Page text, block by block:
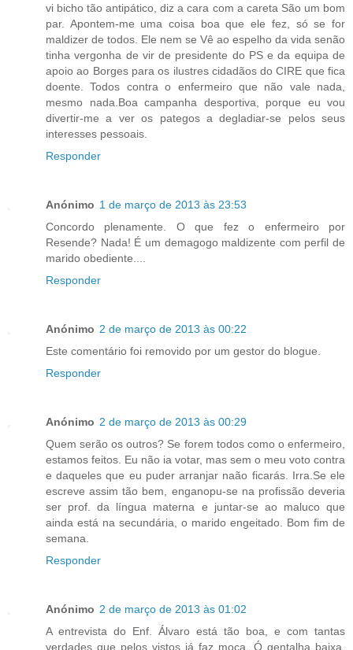
vi bicho tão antipático, diz a cara com a careta São um bom
par. Apontem-me uma coisa boa que ele fez, só se for
maldizer de todos. Ele nem se Vê ao espelho da vida senão
tinha vergonha de vir de presidente do PS e da equipa de
apoio ao Borges para os ilustres cidadãos do CIRE que fica
doente. Todos contra o enfermeiro que não vale nada,
mesmo nada.Boa campanha desportiva, porque eu vou
divertir-me a ver os pategos a degladiar-se pelos seus
interesses pessoais.
Responder
Anónimo 1 de março de 2013 às 23:53
Concordo plenamente. O que fez o enfermeiro por
Resende? Nada! É um demagogo maldizente com perfil de
marido obediente....
Responder
Anónimo 2 de março de 2013 às 00:22
Este comentário foi removido por um gestor do blogue.
Responder
Anónimo 2 de março de 2013 às 00:29
Quem serão os outros? Se forem todos como o enfermeiro,
estamos feitos. Eu não ia votar, mas sem o meu voto contra
e daqueles que eu puder arranjar naão ficarás. Irra.Se ele
escreve assim tão bem, enganopu-se na profissão deveria
ser prof. da língua materna e juntar-se ao maluco que
ainda está na secundária, o marido engeitado. Bom fim de
semana.
Responder
Anónimo 2 de março de 2013 às 01:02
A entrevista do Enf. Álvaro está tão boa, e com tantas
verdades que pelos vistos já faz moça. Ó gentalha baixa,